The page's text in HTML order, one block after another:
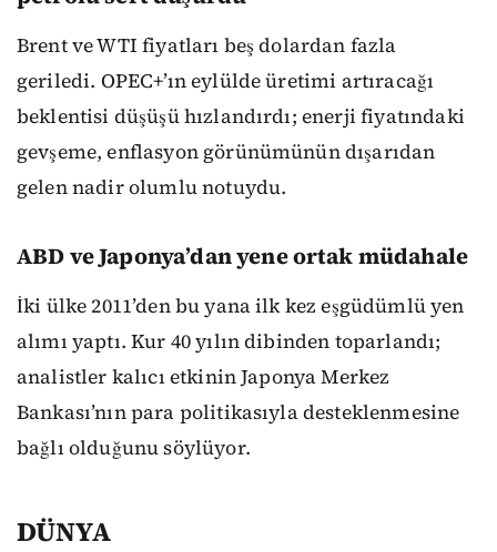
Brent ve WTI fiyatları beş dolardan fazla
geriledi. OPEC+’ın eylülde üretimi artıracağı
beklentisi düşüşü hızlandırdı; enerji fiyatındaki
gevşeme, enflasyon görünümünün dışarıdan
gelen nadir olumlu notuydu.
ABD ve Japonya’dan yene ortak müdahale
İki ülke 2011’den bu yana ilk kez eşgüdümlü yen
alımı yaptı. Kur 40 yılın dibinden toparlandı;
analistler kalıcı etkinin Japonya Merkez
Bankası’nın para politikasıyla desteklenmesine
bağlı olduğunu söylüyor.
DÜNYA